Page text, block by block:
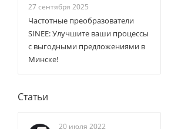
27 сентября 2025
Частотные преобразователи
SINEE: Улучшите ваши процессы
с выгодными предложениями в
Минске!
Статьи
20 июля 2022